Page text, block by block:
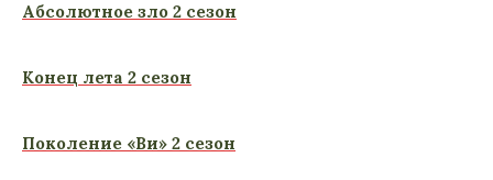
Абсолютное зло 2 сезон
Конец лета 2 сезон
Поколение «Ви» 2 сезон